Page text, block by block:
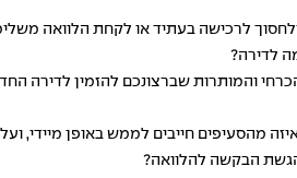
לרכישה בעתיד או לקחת הלוואה
לדירה?
והמותרות שברצונכם להזמין לדירה
מהסעיפים חייבים לממש באופן מיידי,
הבקשה להלוואה?